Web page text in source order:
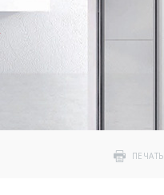
ПЕЧАТЬ